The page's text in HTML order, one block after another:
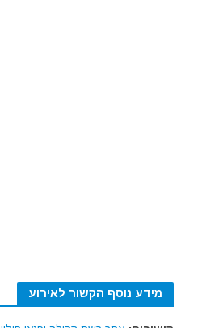
מידע נוסף הקשור לאירוע